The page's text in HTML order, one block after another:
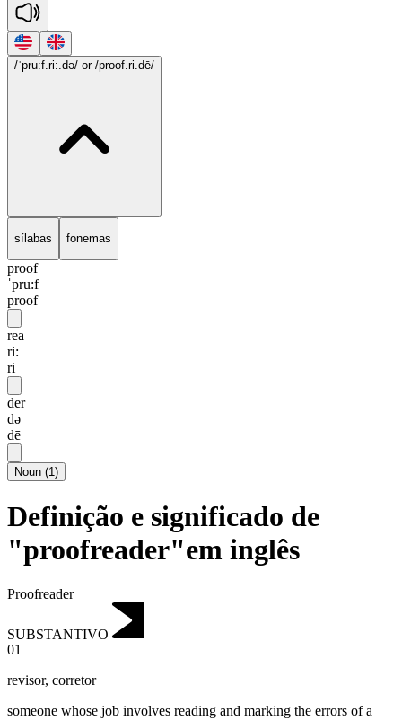
/ˈpru:f.ri:.də/ or /proof.ri.dē/
sílabas fonemas
proof
ˈpru:f
proof
rea
ri:
ri
der
də
dē
Noun (1)
Definição e significado de
"proofreader"em inglês
Proofreader
SUBSTANTIVO
01
revisor, corretor
someone whose job involves reading and marking the errors of a